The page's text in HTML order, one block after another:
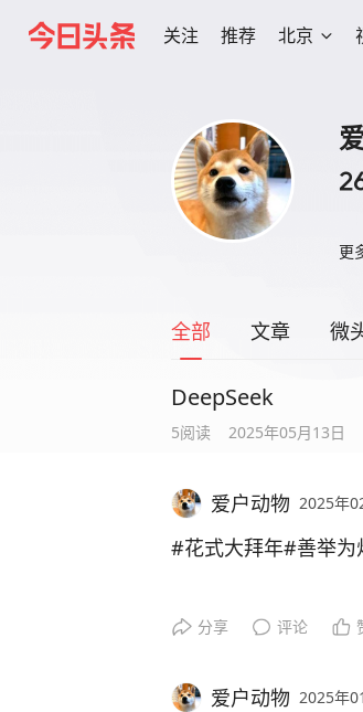
关注 推荐 北京
更
全部 文章 微
DeepSeek
5阅读 2025年05月13日
爱户动物 2025年
#花式大拜年#善举为
分享 评论
爱户动物 2025年